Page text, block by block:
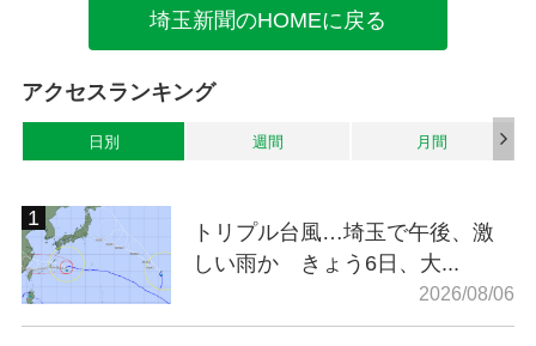
埼玉新聞のHOMEに戻る
アクセスランキング
日別 週間 月間
トリプル台風…埼玉で午後、激
しい雨か きょう6日、大...
2026/08/06